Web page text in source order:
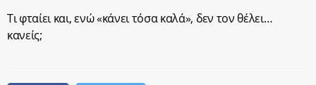
Τι φταίει και, ενώ «κάνει τόσα καλά», δεν τον θέλει…
κανείς;